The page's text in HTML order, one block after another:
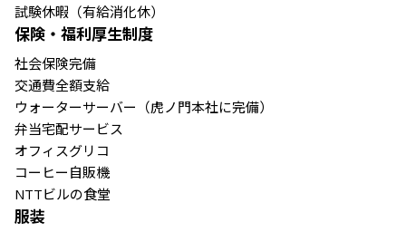
試験休暇（有給消化休）
保険・福利厚生制度
社会保険完備
交通費全額支給
ウォーターサーバー（虎ノ門本社に完備）
弁当宅配サービス
オフィスグリコ
コーヒー自販機
NTTビルの食堂
服装